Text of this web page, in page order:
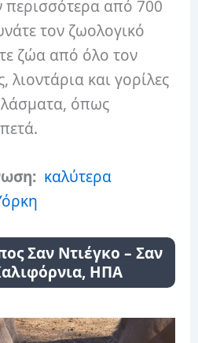
από 700
τον ζωολογικό
ζώα από όλο τον
λιοντάρια και γορίλες
όπως
καλύτερα
Σαν Ντιέγκο – Σαν
ΗΠΑ